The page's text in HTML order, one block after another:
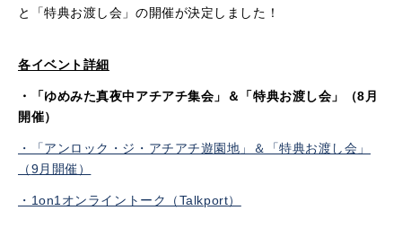
と「特典お渡し会」の開催が決定しました！
各イベント詳細
・「ゆめみた真夜中アチアチ集会」＆「特典お渡し会」（8月
開催）
・「アンロック・ジ・アチアチ遊園地」＆「特典お渡し会」
（9月開催）
・1on1オンライントーク（Talkport）